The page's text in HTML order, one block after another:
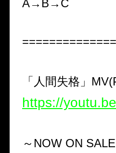
A→B→C
「人間失格」
https://
～NOW ON